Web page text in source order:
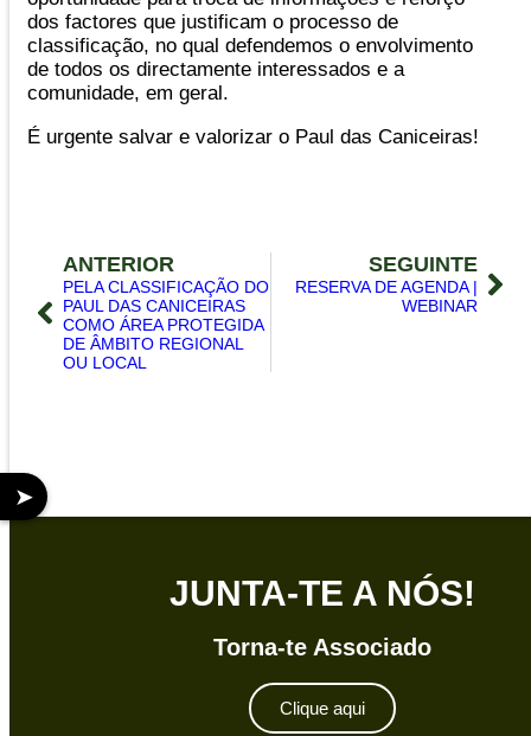
➤
dos factores que justificam o processo de
classificação, no qual defendemos o envolvimento
de todos os directamente interessados e a
comunidade, em geral.
É urgente salvar e valorizar o Paul das Caniceiras!
ANTERIOR
PELA CLASSIFICAÇÃO DO
PAUL DAS CANICEIRAS
COMO ÁREA PROTEGIDA
DE ÂMBITO REGIONAL
OU LOCAL
SEGUINTE
RESERVA DE AGENDA |
WEBINAR
JUNTA-TE A NÓS!
Torna-te Associado
Clique aqui